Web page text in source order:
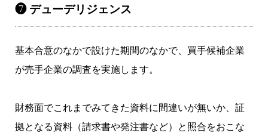
❼ デューデリジェンス
基本合意のなかで設けた期間のなかで、買手候補企業
が売手企業の調査を実施します。
財務面でこれまでみてきた資料に間違いが無いか、証
拠となる資料（請求書や発注書など）と照合をおこな